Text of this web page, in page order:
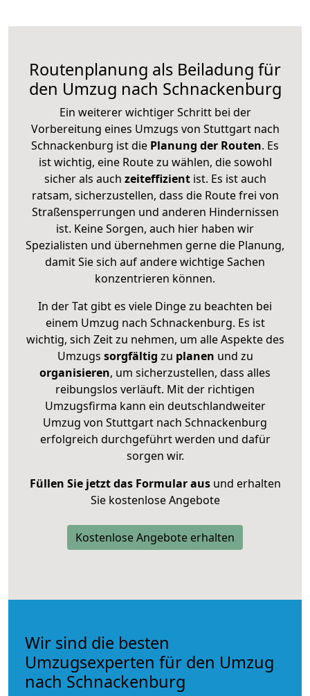
Routenplanung als Beiladung für
den Umzug nach Schnackenburg
Ein weiterer wichtiger Schritt bei der
Vorbereitung eines Umzugs von Stuttgart nach
Schnackenburg ist die Planung der Routen. Es
ist wichtig, eine Route zu wählen, die sowohl
sicher als auch zeiteffizientist. Es ist auch
ratsam, sicherzustellen, dass die Route frei von
Straßensperrungen und anderen Hindernissen
ist. Keine Sorgen, auch hier haben wir
Spezialisten und übernehmen gerne die Planung,
damit Sie sich auf andere wichtige Sachen
konzentrieren können.
In der Tat gibt es viele Dinge zu beachten bei
einem Umzug nach Schnackenburg. Es ist
wichtig, sich Zeit zu nehmen, um alle Aspekte des
Umzugs sorgfältig zu planen und zu
organisieren, um sicherzustellen, dass alles
reibungslos verläuft. Mit der richtigen
Umzugsfirma kann ein deutschlandweiter
Umzug von Stuttgart nach Schnackenburg
erfolgreich durchgeführt werden und dafür
sorgen wir.
Füllen Sie jetzt das Formular ausund erhalten
Sie kostenlose Angebote
Kostenlose Angebote erhalten
Wir sind die besten
Umzugsexperten für den Umzug
nach Schnackenburg